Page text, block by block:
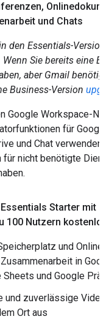
,
und Chats
den Essentials-
Sie bereits eine
aber Gmail
Business-Version
Google Workspace-
für
und Chat verwenden,
für nicht benötigte
Starter mit
100 Nutzern
und
in
Sheets und Google
und zuverlässige
Ort aus